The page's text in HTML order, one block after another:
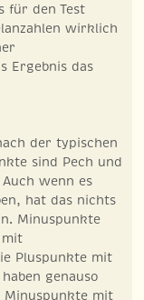
für den Test
wirklich
Ergebnis das
der typischen
sind Pech und
wenn es
hat das nichts
Minuspunkte
mit
Pluspunkte mit
genauso
mit